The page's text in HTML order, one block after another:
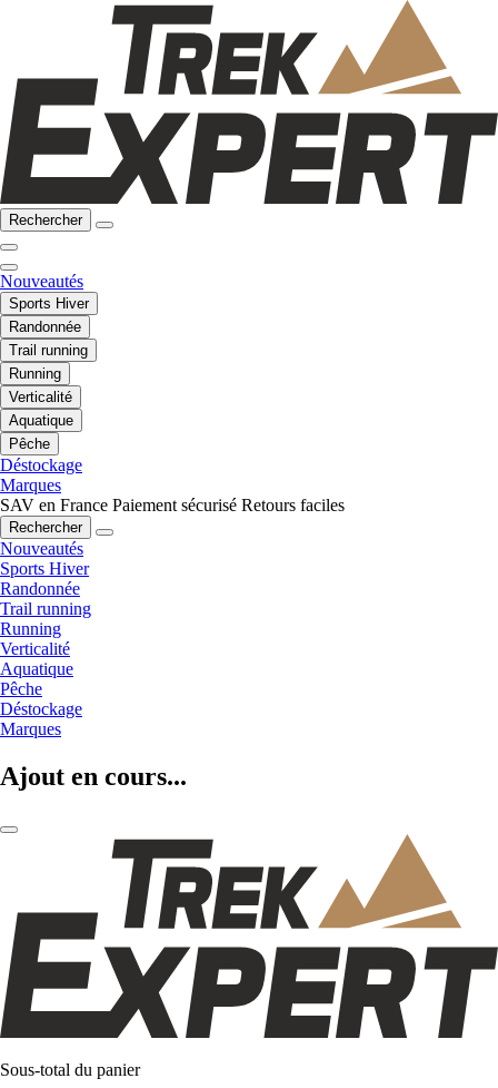
Rechercher
Nouveautés
Sports Hiver
Randonnée
Trail running
Running
Verticalité
Aquatique
Pêche
Déstockage
Marques
SAV en France Paiement sécurisé Retours faciles
Rechercher
Nouveautés
Sports Hiver
Randonnée
Trail running
Running
Verticalité
Aquatique
Pêche
Déstockage
Marques
Ajout en cours...
Sous-total du panier